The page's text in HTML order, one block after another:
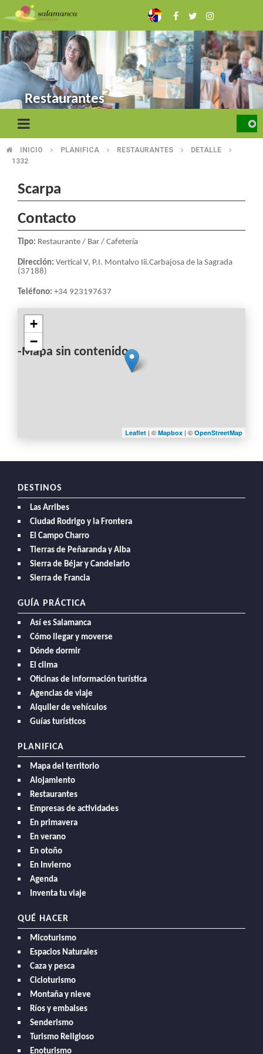
to
main
content
Restaurantes
BREADCRUMB
INICIO PLANIFICA RESTAURANTES
DETALLE
1332
Scarpa
Contacto
Tipo: Restaurante / Bar / Cafetería
Dirección: Vertical V, P.I. Montalvo Iii.Carbajosa de la Sagrada
(37188)
Teléfono: +34 923197637
-Mapa sin contenido-
+
−
Leaflet | © Mapbox | © OpenStreetMap
DESTINOS
Las Arribes
Ciudad Rodrigo y la Frontera
El Campo Charro
Tierras de Peñaranda y Alba
Sierra de Béjar y Candelario
Sierra de Francia
GUÍA PRÁCTICA
Así es Salamanca
Cómo llegar y moverse
Dónde dormir
El clima
Oficinas de información turística
Agencias de viaje
Alquiler de vehículos
Guías turísticos
PLANIFICA
Mapa del territorio
Alojamiento
Restaurantes
Empresas de actividades
En primavera
En verano
En otoño
En Invierno
Agenda
Inventa tu viaje
QUÉ HACER
Micoturismo
Espacios Naturales
Caza y pesca
Cicloturismo
Montaña y nieve
Ríos y embalses
Senderismo
Turismo Religioso
Enoturismo